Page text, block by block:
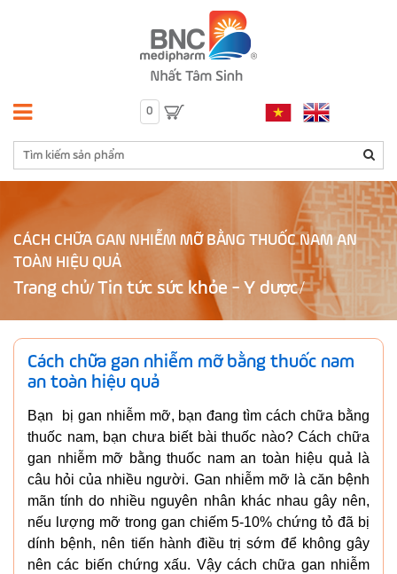
0
CÁCH CHỮA GAN NHIỄM MỠ BẰNG THUỐC NAM AN
TOÀN HIỆU QUẢ
Trang chủ/ Tin tức sức khỏe - Y dược
Cách chữa gan nhiễm mỡ bằng thuốc nam
an toàn hiệu quả
Bạn bị gan nhiễm mỡ, bạn đang tìm cách chữa bằng
thuốc nam, bạn chưa biết bài thuốc nào? Cách chữa
gan nhiễm mỡ bằng thuốc nam an toàn hiệu quả là
câu hỏi của nhiều người. Gan nhiễm mỡ là căn bệnh
mãn tính do nhiều nguyên nhân khác nhau gây nên,
nếu lượng mỡ trong gan chiếm 5-10% chứng tỏ đã bị
dính bệnh, nên tiến hành điều trị sớm để không gây
nên các biến chứng xấu. Vậy cách chữa gan nhiễm